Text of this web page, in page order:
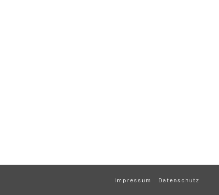
Impressum Datenschutz